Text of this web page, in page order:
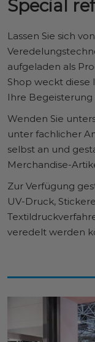
Special
Lassen Sie sich
aufgeladen als
Shop weckt
Ihre
Wenden Sie
unter fachlicher
selbst an und
Merchandise-
Zur Verfügung
UV-Druck,
veredelt werden